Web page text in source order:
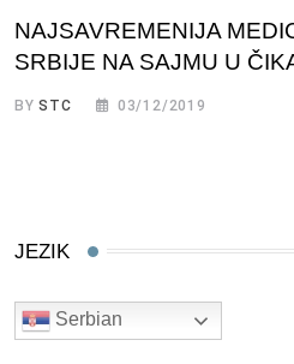
NAJSAVREMENIJA
SRBIJE NA SAJMU U
BYSTC 03/12/2019
JEZIK
Serbian